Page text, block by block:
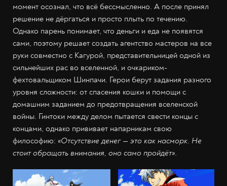
момент осознал, что всё бессмысленно. А после принял
решение не дёргаться и просто плыть по течению.
Однако парень понимает, что деньги и еда не появятся
сами, поэтому решает создать агентство мастеров на все
руки совместно с Кагурой, представительницей одной из
сильнейших рас во вселенной, и очкариком-
фехтовальщиком Шинпачи. Герои берут задания разного
уровня сложности: от спасения кошки и помощи с
домашним заданием до предотвращения вселенской
войны. Гинтоки между делом пытается свести концы с
концами, однако прививает напарникам свою
философию: «Отсутствие денег — это как насморк. Не
стоит обращать внимания, оно само пройдёт».